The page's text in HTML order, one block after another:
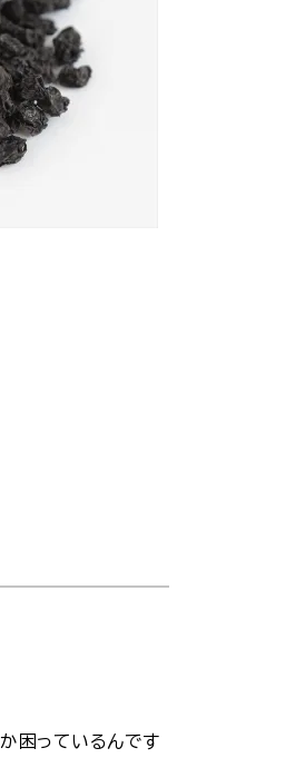
困っているんです